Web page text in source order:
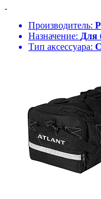
Производитель:
Назначение: Для
Тип аксессуара: